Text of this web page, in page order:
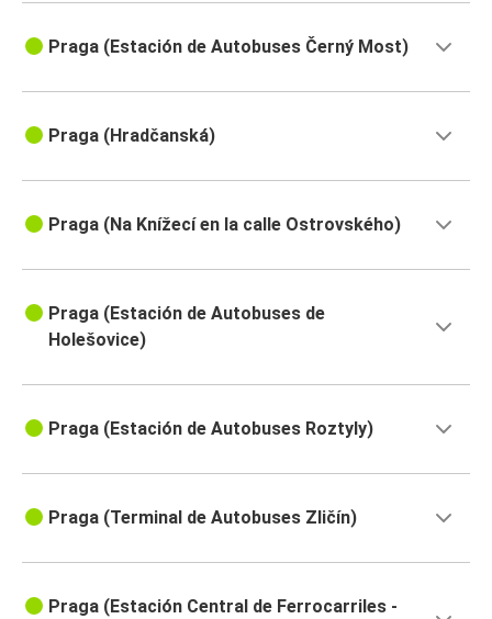
Praga (Estación de Autobuses Černý Most)
Praga (Hradčanská)
Praga (Na Knížecí en la calle Ostrovského)
Praga (Estación de Autobuses de
Holešovice)
Praga (Estación de Autobuses Roztyly)
Praga (Terminal de Autobuses Zličín)
Praga (Estación Central de Ferrocarriles -